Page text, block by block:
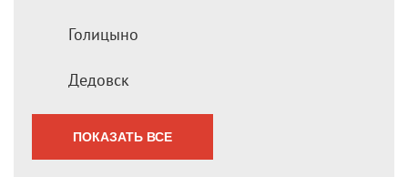
Голицыно
Дедовск
ПОКАЗАТЬ ВСЕ